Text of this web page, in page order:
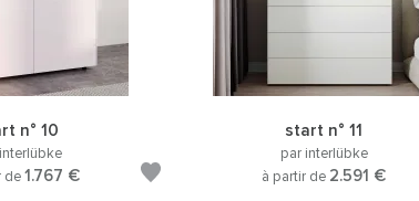
n° 10
de 1.767 €
start n° 11
par interlübke
à partir de 2.591 €